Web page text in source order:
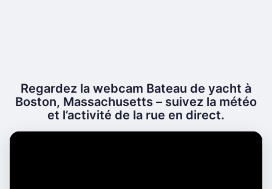
Regardez la webcam Bateau de yacht à
Boston, Massachusetts – suivez la météo
et l’activité de la rue en direct.